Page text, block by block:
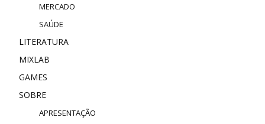
MERCADO
SAÚDE
LITERATURA
MIXLAB
GAMES
SOBRE
APRESENTAÇÃO